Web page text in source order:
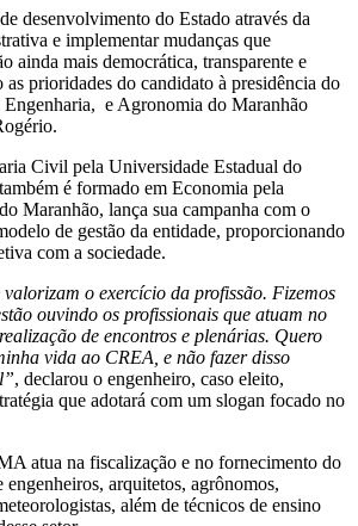
desenvolvimento do Estado através da
e implementar mudanças que
ainda mais democrática, transparente e
as prioridades do candidato à presidência do
e Agronomia do Maranhão
Civil pela Universidade Estadual do
é formado em Economia pela
Maranhão, lança sua campanha com o
de gestão da entidade, proporcionando
com a sociedade.
valorizam o exercício da profissão. Fizemos
ouvindo os profissionais que atuam no
de encontros e plenárias. Quero
vida ao CREA, e não fazer disso
, declarou o engenheiro, caso eleito,
que adotará com um slogan focado no
atua na fiscalização e no fornecimento do
arquitetos, agrônomos,
além de técnicos de ensino